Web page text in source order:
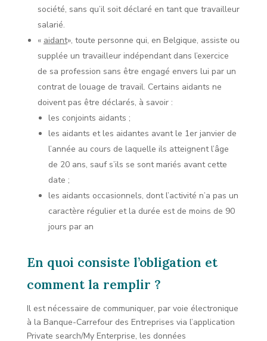
société, sans qu’il soit déclaré en tant que travailleur
salarié.
« aidant», toute personne qui, en Belgique, assiste ou
supplée un travailleur indépendant dans l’exercice
de sa profession sans être engagé envers lui par un
contrat de louage de travail. Certains aidants ne
doivent pas être déclarés, à savoir :
les conjoints aidants ;
les aidants et les aidantes avant le 1er janvier de
l’année au cours de laquelle ils atteignent l’âge
de 20 ans, sauf s’ils se sont mariés avant cette
date ;
les aidants occasionnels, dont l’activité n’a pas un
caractère régulier et la durée est de moins de 90
jours par an
En quoi consiste l’obligation et
comment la remplir ?
Il est nécessaire de communiquer, par voie électronique
à la Banque-Carrefour des Entreprises via l’application
Private search/My Enterprise, les données